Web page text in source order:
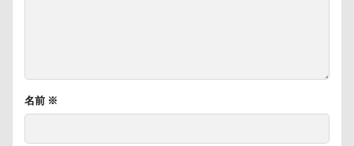
名前 ※